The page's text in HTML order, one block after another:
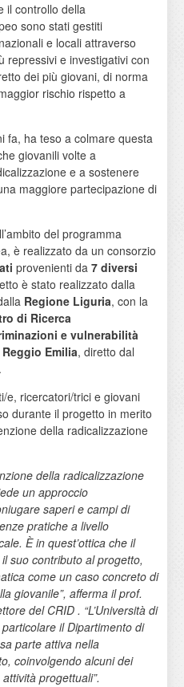
il controllo della
sono stati gestiti
e locali attraverso
repressivi e investigativi con
dei più giovani, di norma
rischio rispetto a
fa, ha teso a colmare questa
giovanili volte a
e a sostenere
maggiore partecipazione di
del programma
è realizzato da un consorzio
provenienti da 7 diversi
è stato realizzato dalla
Regione Liguria, con la
di Ricerca
e vulnerabilità
Emilia, diretto dal
.
e, ricercatori/trici e giovani
durante il progetto in merito
della radicalizzazione
della radicalizzazione
un approccio
saperi e campi di
pratiche a livello
È in quest’ottica che il
suo contributo al progetto,
come un caso concreto di
giovanile”, afferma il prof.
del CRID . “L’Università di
il Dipartimento di
parte attiva nella
coinvolgendo alcuni dei
progettuali”.